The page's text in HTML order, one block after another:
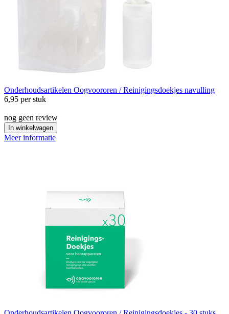
Onderhoudsartikelen Oogvoororen / Reinigingsdoekjes navulling
6,95 per stuk
nog geen review
In winkelwagen
Meer informatie